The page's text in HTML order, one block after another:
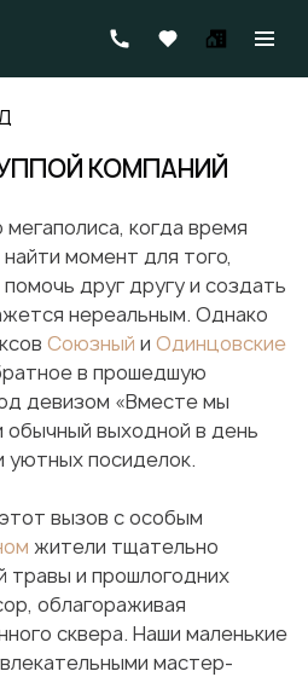
КОМПАНИЙ
когда время
момент для того,
друг другу и создать
нереальным. Однако
Союзный и Одинцовские
в прошедшую
девизом «Вместе мы
обычный выходной в день
уютных посиделок.
вызов с особым
жители тщательно
травы и прошлогодних
облагораживая
сквера. Наши маленькие
мастер-